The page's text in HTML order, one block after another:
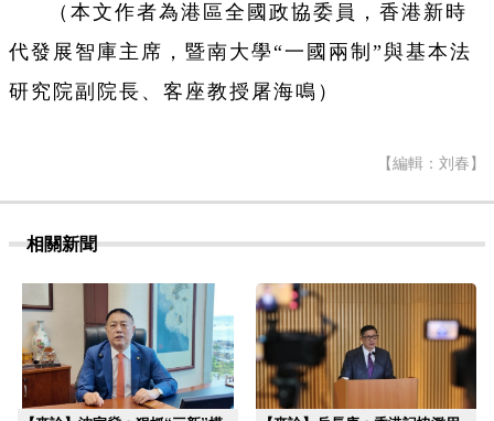
（本文作者為港區全國政協委員，香港新時
代發展智庫主席，暨南大學“一國兩制”與基本法
研究院副院長、客座教授屠海鳴）
【編輯：刘春】
相關新聞